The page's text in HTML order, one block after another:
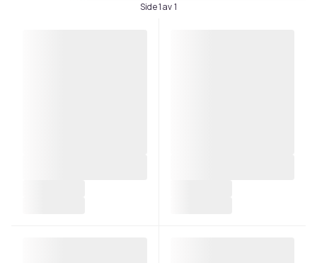
Side 1 av 1